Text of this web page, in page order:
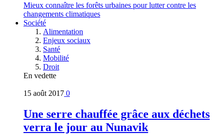
Mieux connaître les forêts urbaines pour lutter contre les
changements climatiques
Société
Alimentation
Enjeux sociaux
Santé
Mobilité
Droit
En vedette
15 août 2017 0
Une serre chauffée grâce aux déchets
verra le jour au Nunavik